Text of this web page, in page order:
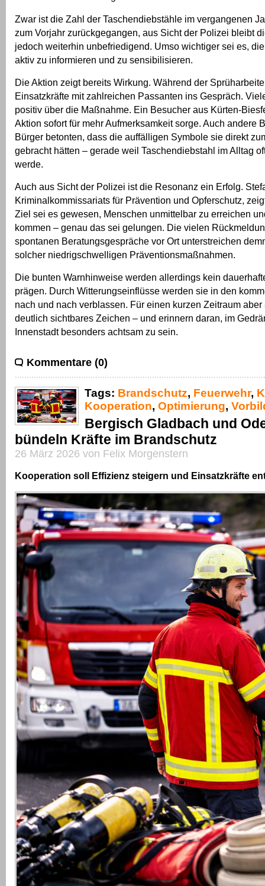
Zwar ist die Zahl der Taschendiebstähle im vergangenen
zum Vorjahr zurückgegangen, aus Sicht der Polizei bleibt
jedoch weiterhin unbefriedigend. Umso wichtiger sei es,
aktiv zu informieren und zu sensibilisieren.
Die Aktion zeigt bereits Wirkung. Während der
Einsatzkräfte mit zahlreichen Passanten ins Gespräch.
positiv über die Maßnahme. Ein Besucher aus Kürten-
Aktion sofort für mehr Aufmerksamkeit sorge. Auch andere
Bürger betonten, dass die auffälligen Symbole sie direkt
gebracht hätten – gerade weil Taschendiebstahl im Alltag
werde.
Auch aus Sicht der Polizei ist die Resonanz ein Erfolg.
Kriminalkommissariats für Prävention und Opferschutz,
Ziel sei es gewesen, Menschen unmittelbar zu erreichen
kommen – genau das sei gelungen. Die vielen
spontanen Beratungsgespräche vor Ort unterstreichen
solcher niedrigschwelligen Präventionsmaßnahmen.
Die bunten Warnhinweise werden allerdings kein
prägen. Durch Witterungseinflüsse werden sie in den
nach und nach verblassen. Für einen kurzen Zeitraum
deutlich sichtbares Zeichen – und erinnern daran, im
Innenstadt besonders achtsam zu sein.
Kommentare (0)
Tags: Brandschutz, Feuerwehr,
Kooperation, Optimierung,
Bergisch Gladbach und
bündeln Kräfte im Brandschutz
26 März 2026 von Felix Morgenstern
Kooperation soll Effizienz steigern und Einsatzkräfte